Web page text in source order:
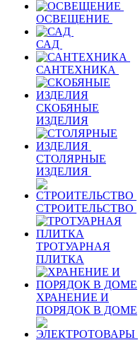
ОСВЕЩЕНИЕ
САД
САНТЕХНИКА
СКОБЯНЫЕ
ИЗДЕЛИЯ
СТОЛЯРНЫЕ
ИЗДЕЛИЯ
СТРОИТЕЛЬСТВО
ТРОТУАРНАЯ
ПЛИТКА
ХРАНЕНИЕ И
ПОРЯДОК В ДОМЕ